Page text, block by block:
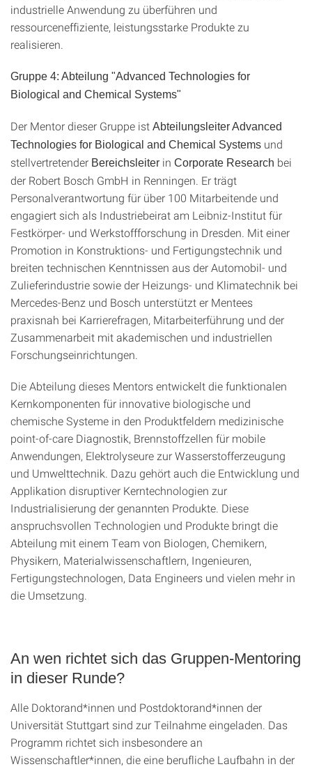
industrielle Anwendung zu überführen und
ressourceneffiziente, leistungsstarke Produkte zu
realisieren.
Gruppe 4: Abteilung "Advanced Technologies for
Biological and Chemical Systems"
Der Mentor dieser Gruppe ist Abteilungsleiter Advanced
Technologies for Biological and Chemical Systems und
stellvertretender Bereichsleiter in Corporate Research bei
der Robert Bosch GmbH in Renningen. Er trägt
Personalverantwortung für über 100 Mitarbeitende und
engagiert sich als Industriebeirat am Leibniz-Institut für
Festkörper- und Werkstoffforschung in Dresden. Mit einer
Promotion in Konstruktions- und Fertigungstechnik und
breiten technischen Kenntnissen aus der Automobil- und
Zulieferindustrie sowie der Heizungs- und Klimatechnik bei
Mercedes-Benz und Bosch unterstützt er Mentees
praxisnah bei Karrierefragen, Mitarbeiterführung und der
Zusammenarbeit mit akademischen und industriellen
Forschungseinrichtungen.
Die Abteilung dieses Mentors entwickelt die funktionalen
Kernkomponenten für innovative biologische und
chemische Systeme in den Produktfeldern medizinische
point-of-care Diagnostik, Brennstoffzellen für mobile
Anwendungen, Elektrolyseure zur Wasserstofferzeugung
und Umwelttechnik. Dazu gehört auch die Entwicklung und
Applikation disruptiver Kerntechnologien zur
Industrialisierung der genannten Produkte. Diese
anspruchsvollen Technologien und Produkte bringt die
Abteilung mit einem Team von Biologen, Chemikern,
Physikern, Materialwissenschaftlern, Ingenieuren,
Fertigungstechnologen, Data Engineers und vielen mehr in
die Umsetzung.
An wen richtet sich das Gruppen-Mentoring
in dieser Runde?
Alle Doktorand*innen und Postdoktorand*innen der
Universität Stuttgart sind zur Teilnahme eingeladen. Das
Programm richtet sich insbesondere an
Wissenschaftler*innen, die eine berufliche Laufbahn in der